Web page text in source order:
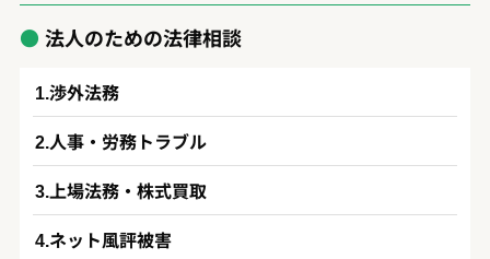
法人のための法律相談
渉外法務
人事・労務トラブル
上場法務・株式買取
ネット風評被害